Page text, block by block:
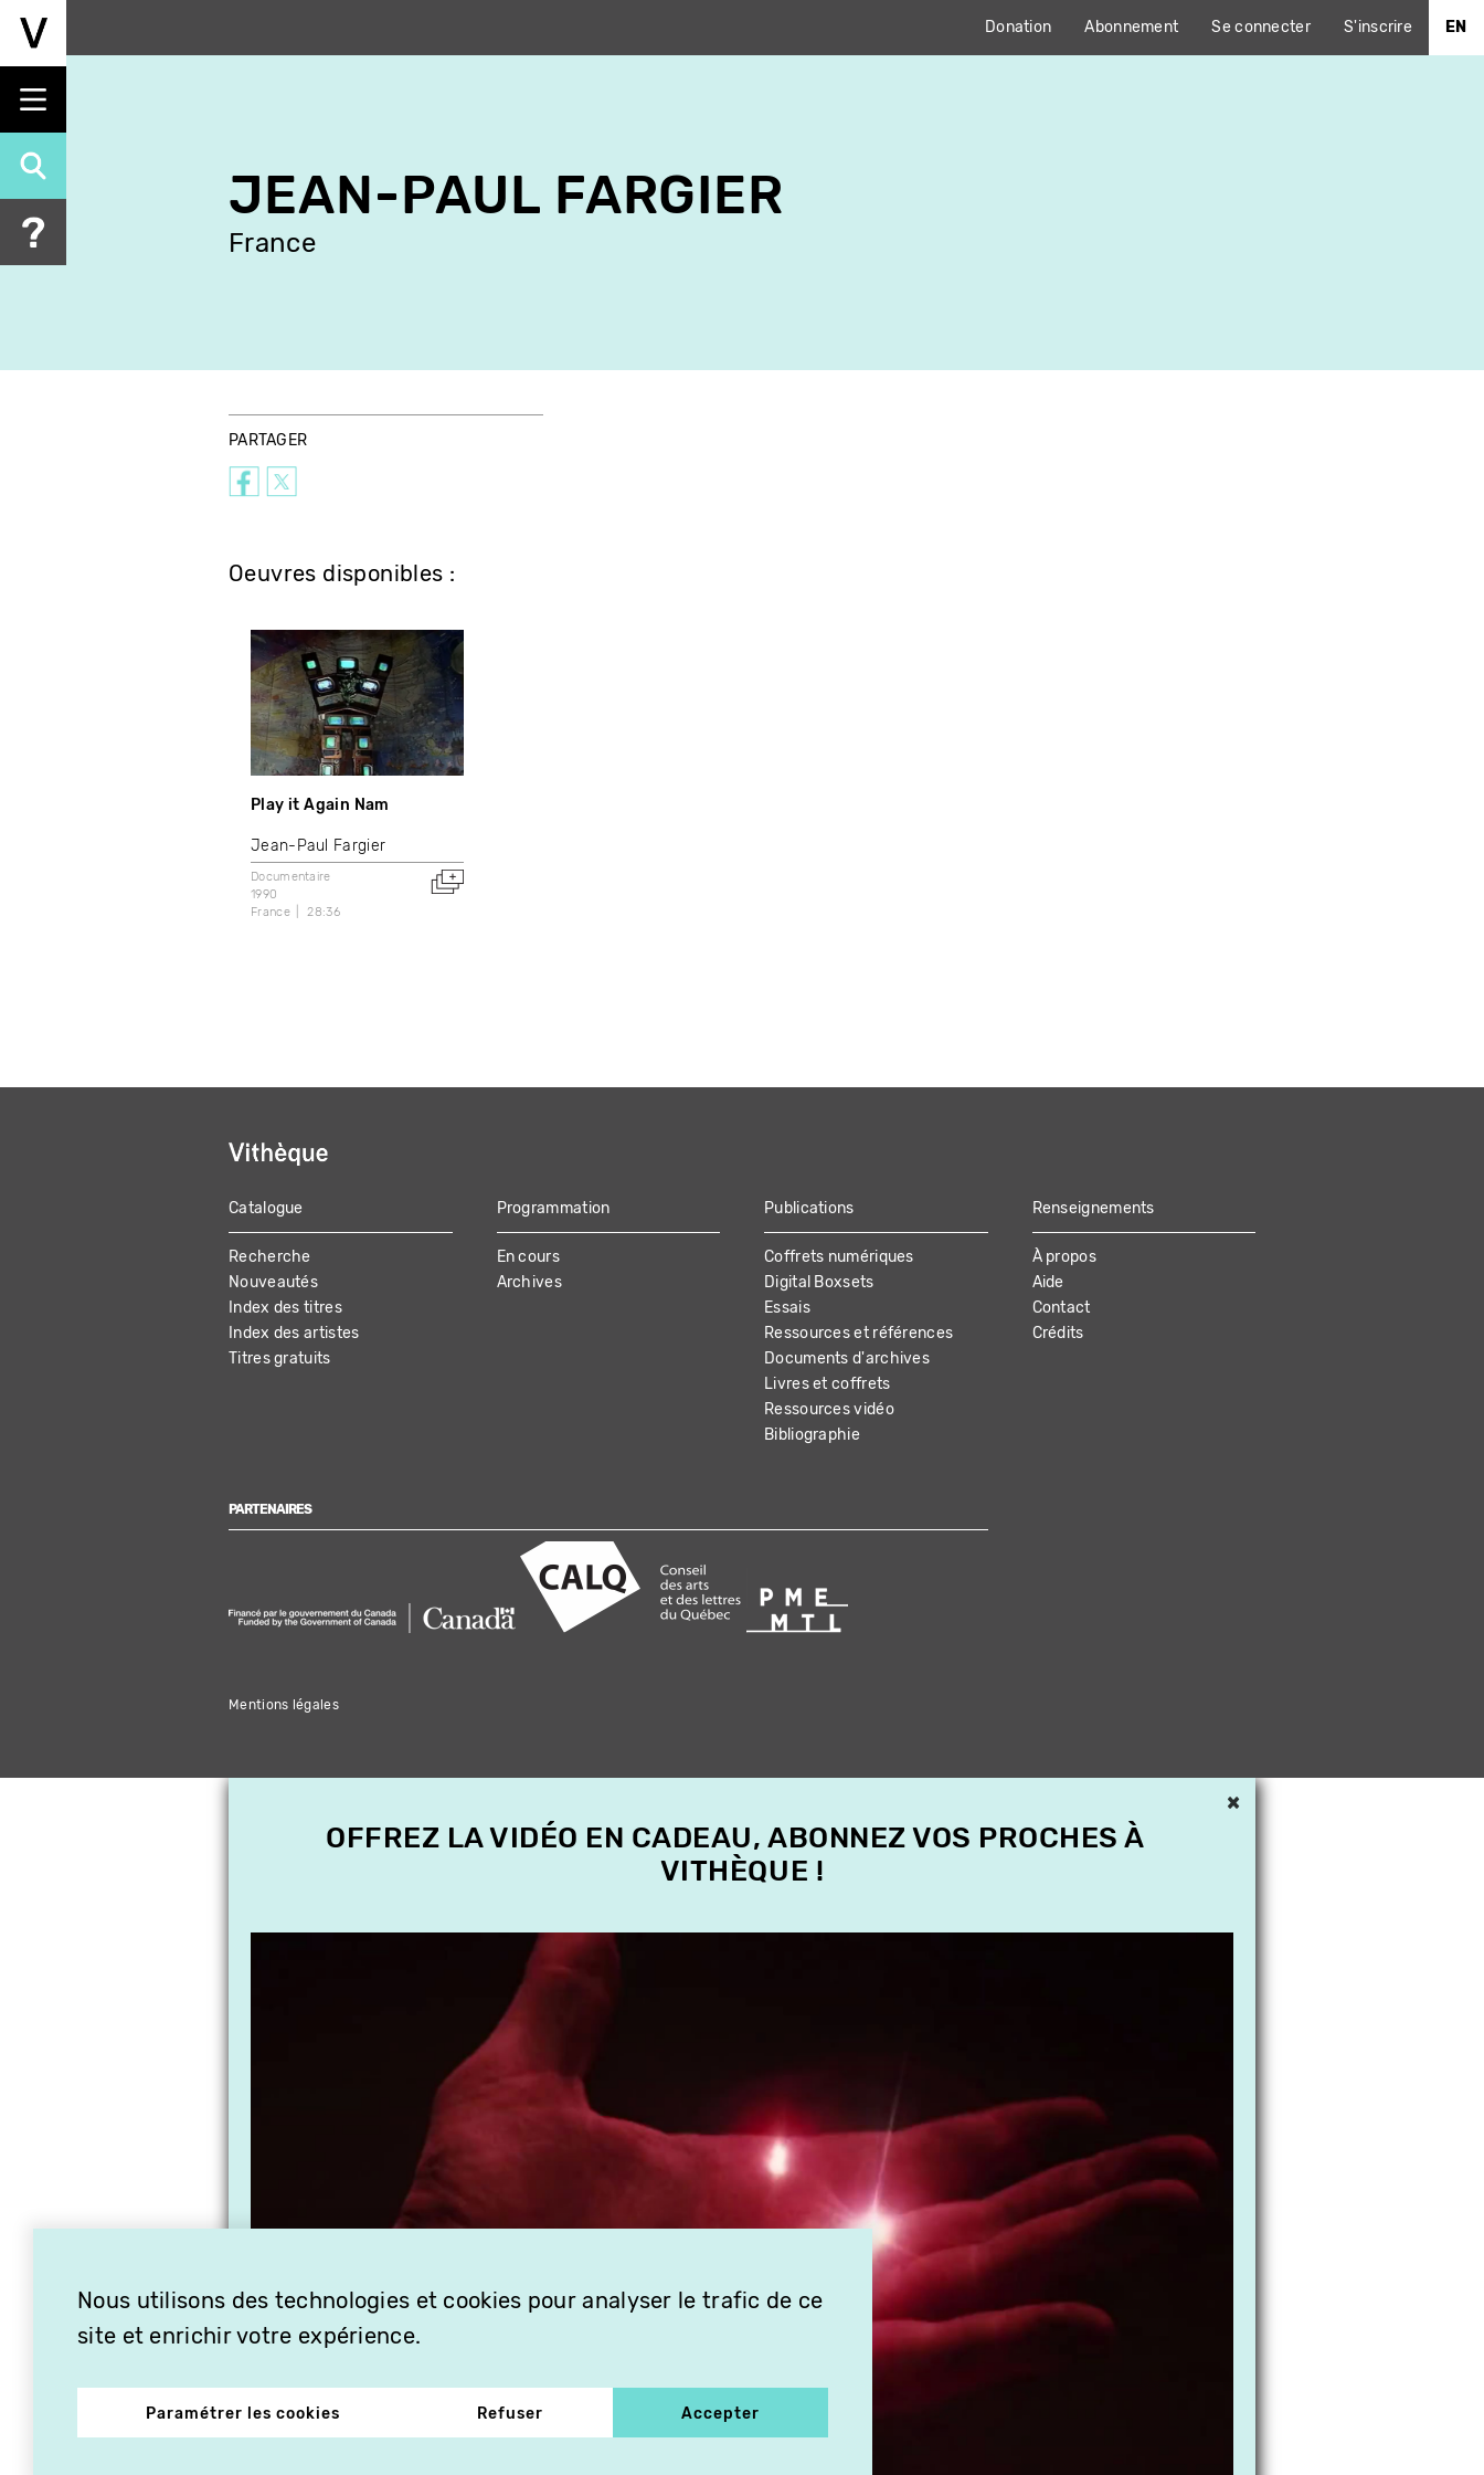
Aller
principal
Donation Abonnement Se connecter S'inscrire EN
JEAN-PAUL FARGIER
France
PARTAGER
Oeuvres disponibles :
Play it Again Nam
Jean-Paul Fargier
Documentaire
1990
France
28:36
MAIN
NAVIGATION
Catalogue
Recherche
Nouveautés
Index des titres
Index des artistes
Titres gratuits
Programmation
En cours
Archives
Publications
Coffrets numériques
Digital Boxsets
Essais
Ressources et références
Documents d'archives
Livres et coffrets
Ressources vidéo
Bibliographie
Renseignements
À propos
Aide
Contact
Crédits
PARTENAIRES
Mentions légales
Nous utilisons des technologies et cookies pour analyser le trafic de ce
site et enrichir votre expérience.
Paramétrer les cookies Refuser Accepter
×
OFFREZ LA VIDÉO EN CADEAU, ABONNEZ VOS PROCHES À
VITHÈQUE !